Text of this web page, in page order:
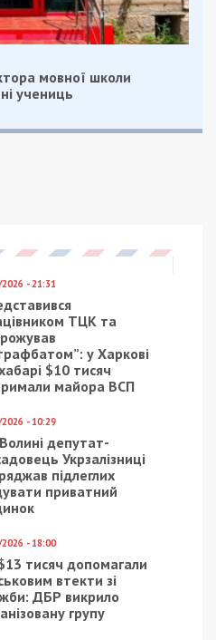
мовної школи
учениць
- 21:31
ТЦК та
у Харкові
$10 тисяч
майора ВСП
- 10:29
депутат-
Укрзалізниці
підлеглих
приватний
- 18:00
тисяч допомагали
втекти зі
ДБР викрило
групу